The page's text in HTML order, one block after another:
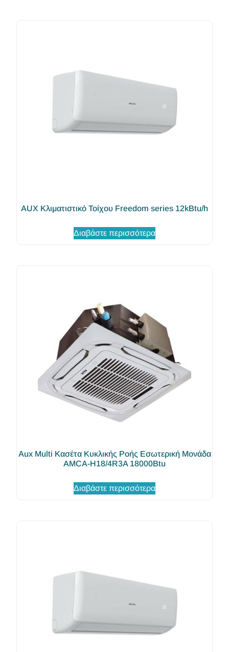
AUX Κλιματιστικό Τοίχου Freedom series 12kBtu/h
Διαβάστε περισσότερα
Aux Multi Κασέτα Κυκλικής Ροής Εσωτερική Μονάδα
AMCA-H18/4R3A 18000Btu
Διαβάστε περισσότερα